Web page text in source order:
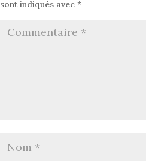
sont indiqués avec *